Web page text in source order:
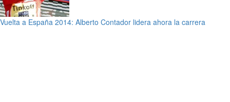
Vuelta a España 2014: Alberto Contador lidera ahora la carrera